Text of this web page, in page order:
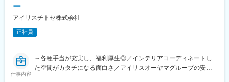
こと
・新しい働き方を実現するための商品起案を行えること
■アイリスチトセについて：
コロナ禍により働く環境・学ぶ環境が大きく変わり、働くニーズ
ー
アイリスチトセ株式会社
正社員
仕事内容
～各種手当が充実し、福利厚生◎／インテリアコーディネートし
た空間がカタチになる面白さ／アイリスオーヤマグループの安定